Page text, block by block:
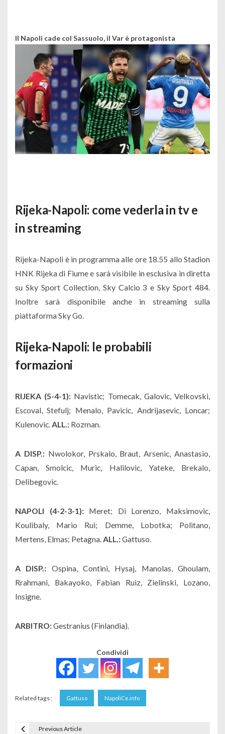
Il Napoli cade col Sassuolo, il Var è protagonista
Rijeka-Napoli: come vederla in tv e
in streaming
Rijeka-Napoli è in programma alle ore 18.55 allo Stadion
HNK Rijeka di Fiume e sarà visibile in esclusiva in diretta
su Sky Sport Collection, Sky Calcio 3 e Sky Sport 484.
Inoltre sarà disponibile anche in streaming sulla
piattaforma Sky Go.
Rijeka-Napoli: le probabili
formazioni
RIJEKA (5-4-1): Navistic; Tomecak, Galovic, Velkovski,
Escoval, Stefulj; Menalo, Pavicic, Andrijasevic, Loncar;
Kulenovic.ALL.: Rozman.
A DISP.: Nwolokor, Prskalo, Braut, Arsenic, Anastasio,
Capan, Smolcic, Muric, Halilovic, Yateke, Brekalo,
Delibegovic.
NAPOLI (4-2-3-1): Meret; Di Lorenzo, Maksimovic,
Koulibaly, Mario Rui; Demme, Lobotka; Politano,
Mertens, Elmas; Petagna.ALL.:Gattuso.
A DISP.: Ospina, Contini, Hysaj, Manolas, Ghoulam,
Rrahmani, Bakayoko, Fabian Ruiz, Zielinski, Lozano,
Insigne.
ARBITRO:Gestranius (Finlandia).
Condividi
Related tags : Gattuso NapoliCe.info
Previous Article